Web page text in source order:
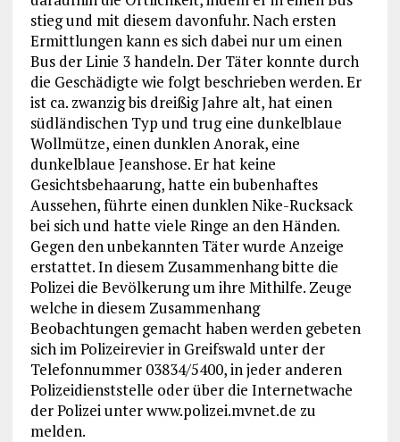
stieg und mit diesem davonfuhr. Nach ersten
Ermittlungen kann es sich dabei nur um einen
Bus der Linie 3 handeln. Der Täter konnte durch
die Geschädigte wie folgt beschrieben werden. Er
ist ca. zwanzig bis dreißig Jahre alt, hat einen
südländischen Typ und trug eine dunkelblaue
Wollmütze, einen dunklen Anorak, eine
dunkelblaue Jeanshose. Er hat keine
Gesichtsbehaarung, hatte ein bubenhaftes
Aussehen, führte einen dunklen Nike-Rucksack
bei sich und hatte viele Ringe an den Händen.
Gegen den unbekannten Täter wurde Anzeige
erstattet. In diesem Zusammenhang bitte die
Polizei die Bevölkerung um ihre Mithilfe. Zeuge
welche in diesem Zusammenhang
Beobachtungen gemacht haben werden gebeten
sich im Polizeirevier in Greifswald unter der
Telefonnummer 03834/5400, in jeder anderen
Polizeidienststelle oder über die Internetwache
der Polizei unter www.polizei.mvnet.de zu
melden.